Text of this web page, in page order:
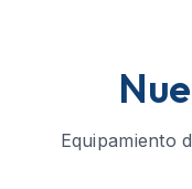
Equipamiento